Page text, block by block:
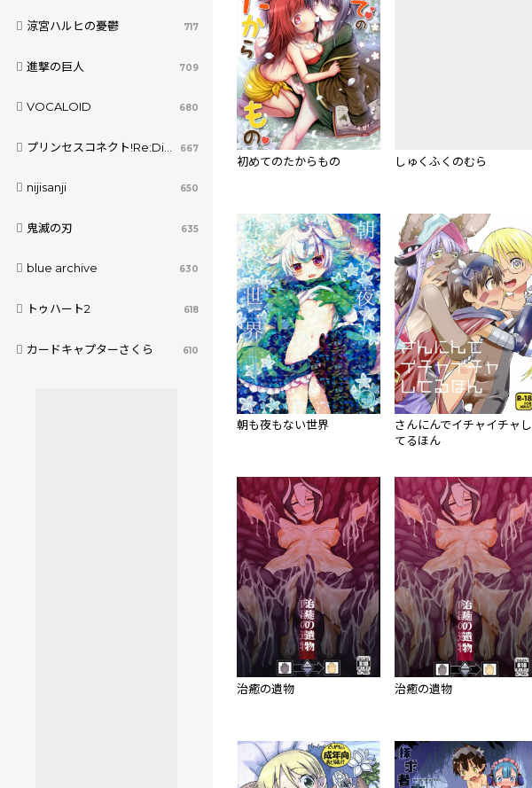
涼宮ハルヒの憂鬱 717
進撃の巨人 709
VOCALOID 680
プリンセスコネクト!Re:Dive 667
nijisanji 650
鬼滅の刃 635
blue archive 630
トゥハート2 618
カードキャプターさくら 610
初めてのたからもの しゅくふくのむら
朝も夜もない世界
さんにんでイチャイチャし
てるほん
治癒の遺物 治癒の遺物